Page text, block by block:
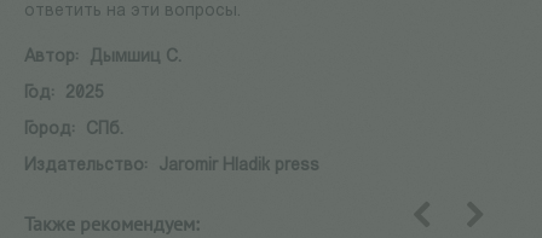
ответить на эти вопросы.
Автор:
Дымшиц С.
Год:
2025
Город:
СПб.
Издательство:
Jaromir Hladik press
Также рекомендуем: